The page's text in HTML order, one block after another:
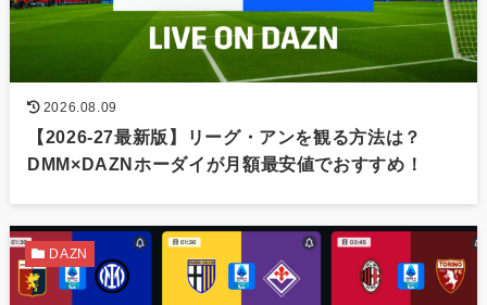
2026.08.09
【2026-27最新版】リーグ・アンを観る方法は？
DMM×DAZNホーダイが月額最安値でおすすめ！
DAZN